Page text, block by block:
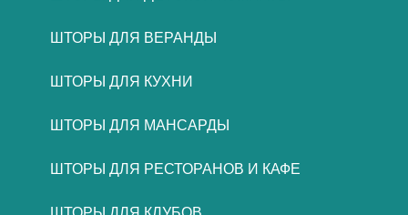
ШТОРЫ ДЛЯ ВЕРАНДЫ
ШТОРЫ ДЛЯ КУХНИ
ШТОРЫ ДЛЯ МАНСАРДЫ
ШТОРЫ ДЛЯ РЕСТОРАНОВ И КАФЕ